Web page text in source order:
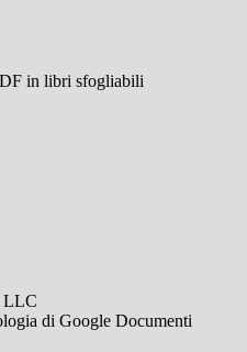
in libri sfogliabili
LLC
di Google Documenti